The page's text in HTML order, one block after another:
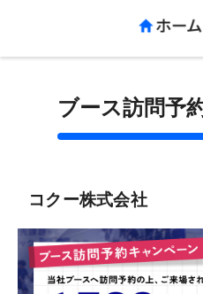
ブース訪問予
コクー株式会社